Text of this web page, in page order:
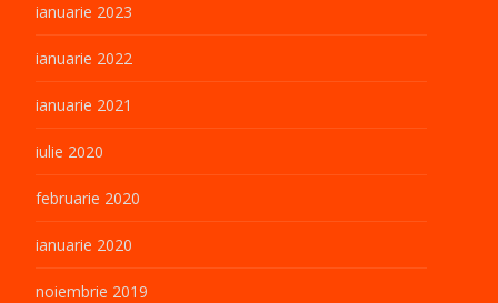
ianuarie 2023
ianuarie 2022
ianuarie 2021
iulie 2020
februarie 2020
ianuarie 2020
noiembrie 2019